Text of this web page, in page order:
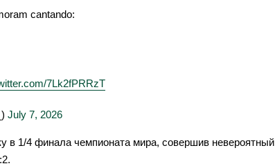
cantando:
7Lk2fPRRzT
July 7, 2026
в 1/4 финала чемпионата мира, совершив